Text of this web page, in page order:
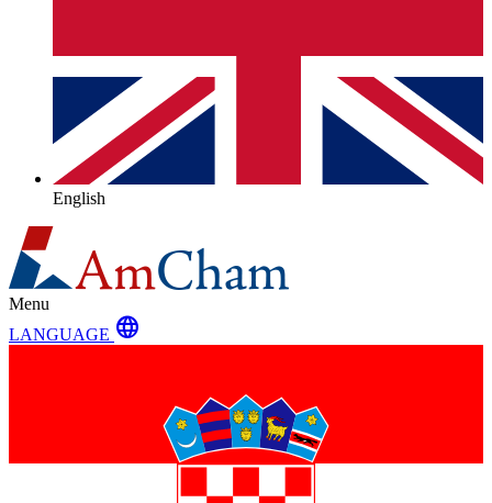
English
Menu
LANGUAGE language